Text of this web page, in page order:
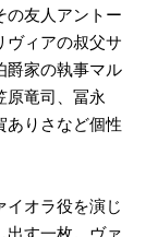
の友人アントー
ヴィアの叔父サ
爵家の執事マル
原竜司、冨永
ありさなど個性
オラ役を演じ